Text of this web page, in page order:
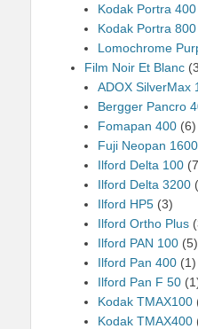
Kodak Portra 400
Kodak Portra 800
Lomochrome
Film Noir Et Blanc
ADOX SilverMax
Bergger Pancro
Fomapan 400 (6)
Fuji Neopan 1600
Ilford Delta 100
Ilford Delta 3200
Ilford HP5 (3)
Ilford Ortho Plus
Ilford PAN 100 (5)
Ilford Pan 400 (1)
Ilford Pan F 50
Kodak TMAX100
Kodak TMAX400